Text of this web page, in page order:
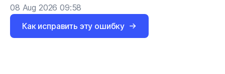
08 Aug 2026 09:58
Как исправить эту ошибку